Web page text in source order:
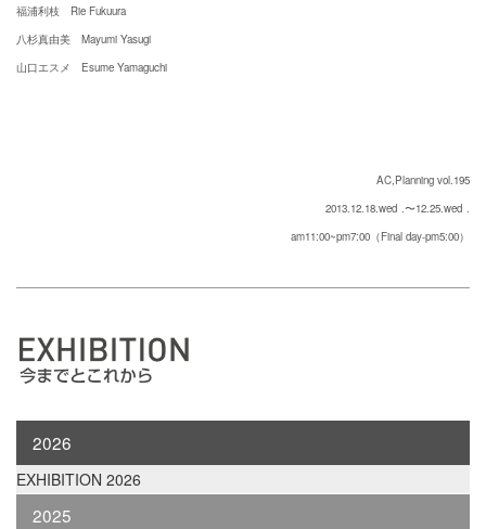
福浦利枝 Rie Fukuura
八杉真由美 Mayumi Yasugi
山口エスメ Esume Yamaguchi
AC,Planning vol.195
2013.12.18.wed .〜12.25.wed .
am11:00~pm7:00（Final day-pm5:00）
2026
EXHIBITION 2026
2025